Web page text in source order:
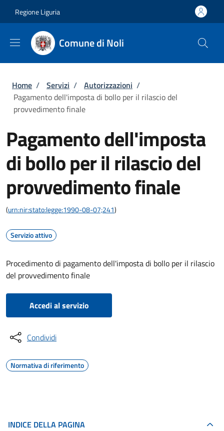
Regione Liguria
Comune di Noli
Briciole di pane
Home / Servizi / Autorizzazioni /
Pagamento dell'imposta di bollo per il rilascio del
provvedimento finale
Pagamento dell'imposta
di bollo per il rilascio del
provvedimento finale
(urn:nir:stato:legge:1990-08-07;241)
Servizio attivo
Procedimento di pagamento dell'imposta di bollo per il rilascio
del provvedimento finale
Accedi al servizio
Condividi
Normativa di riferimento
INDICE DELLA PAGINA